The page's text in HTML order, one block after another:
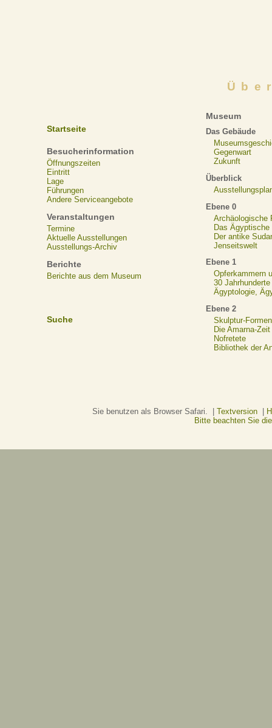
Startseite
Besucherinformation
Öffnungszeiten
Eintritt
Lage
Führungen
Andere Serviceangebote
Veranstaltungen
Termine
Aktuelle Ausstellungen
Ausstellungs-Archiv
Berichte
Berichte aus dem Museum
Suche
Museum
Das Gebäude
Gegenwart
Zukunft
Überblick
Ebene 0
Archäologische
Das Ägyptische
Der antike
Jenseitswelt
Ebene 1
Opferkammern
30
Ägyptologie,
Ebene 2
Skulptur-Formen
Die Amarna-Zeit
Nofretete
Bibliothek der
Sie benutzen als Browser Safari. | Textversion|
Bitte beachten Sie